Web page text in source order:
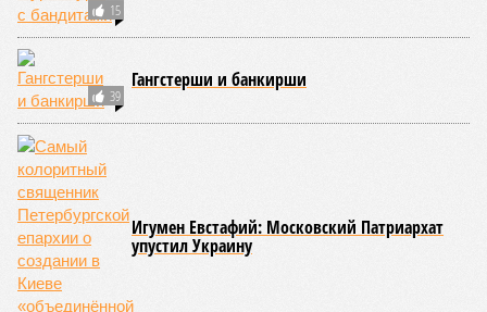
15
39
Гангстерши и банкирши
Игумен Евстафий: Московский Патриархат
упустил Украину